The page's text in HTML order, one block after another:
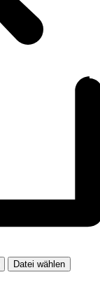
Datei wählen